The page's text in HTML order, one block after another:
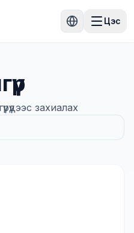
Цэс
захиалах